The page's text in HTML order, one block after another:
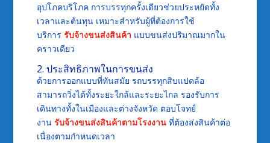
อุปโภคบริโภค การบรรทุกครั้งเดียวช่วยประหยัดทั้ง
เวลาและต้นทุน เหมาะสำหรับผู้ที่ต้องการใช้
บริการ รับจ้างขนส่งสินค้า แบบขนส่งปริมาณมากใน
คราวเดียว
2. ประสิทธิภาพในการขนส่ง
ด้วยการออกแบบที่ทันสมัย รถบรรทุกสิบแปดล้อ
สามารถวิ่งได้ทั้งระยะใกล้และระยะไกล รองรับการ
เดินทางทั้งในเมืองและต่างจังหวัด ตอบโจทย์
งาน รับจ้างขนส่งสินค้าตามโรงงานที่ต้องส่งสินค้าต่อ
เนื่องตามกำหนดเวลา